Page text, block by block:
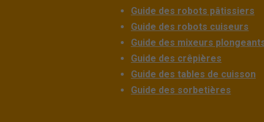
Guide des robots pâtissiers
Guide des robots cuiseurs
Guide des mixeurs
Guide des crêpières
Guide des tables de cuisson
Guide des sorbetières